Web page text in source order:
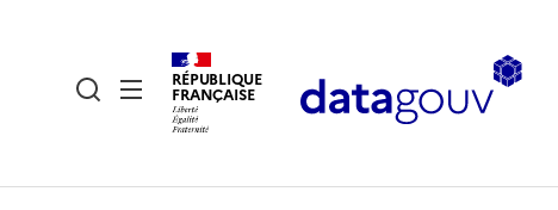
RÉPUBLIQUE
FRANÇAISE